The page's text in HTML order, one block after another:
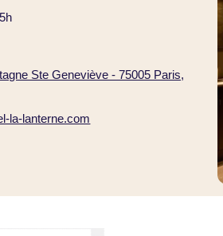
Ste Geneviève - 75005 Paris,
la-lanterne.com